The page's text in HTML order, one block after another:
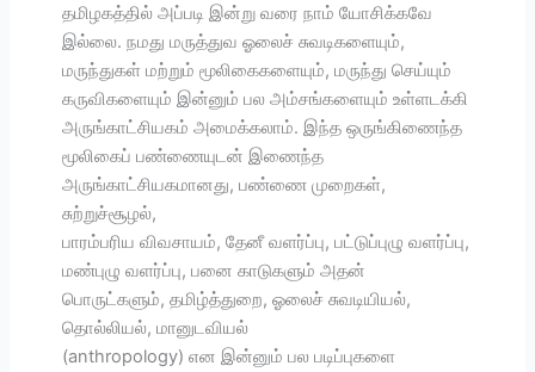
தமிழகத்தில் அப்படி இன்று வரை நாம் யோசிக்கவே
இல்லை. நமது மருத்துவ ஓலைச் சுவடிகளையும்,
மருந்துகள் மற்றும் மூலிகைகளையும், மருந்து செய்யும்
கருவிகளையும் இன்னும் பல அம்சங்களையும் உள்ளடக்கி
அருங்காட்சியகம் அமைக்கலாம். இந்த ஒருங்கிணைந்த
மூலிகைப் பண்ணையுடன் இணைந்த
அருங்காட்சியகமானது, பண்ணை முறைகள்,
சுற்றுச்சூழல்,
பாரம்பரிய விவசாயம், தேனீ வளர்ப்பு, பட்டுப்புழு வளர்ப்பு,
மண்புழு வளர்ப்பு, பனை காடுகளும் அதன்
பொருட்களும், தமிழ்த்துறை, ஓலைச் சுவடியியல்,
தொல்லியல், மானுடவியல்
(anthropology) என இன்னும் பல படிப்புகளை